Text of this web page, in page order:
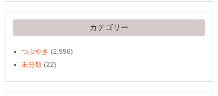
イ
ブ
カテゴリー
つぶやき (2,996)
未分類 (22)